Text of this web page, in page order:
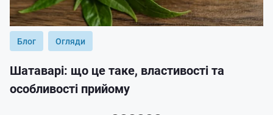
Блог Огляди
Шатаварі: що це таке, властивості та
особливості прийому